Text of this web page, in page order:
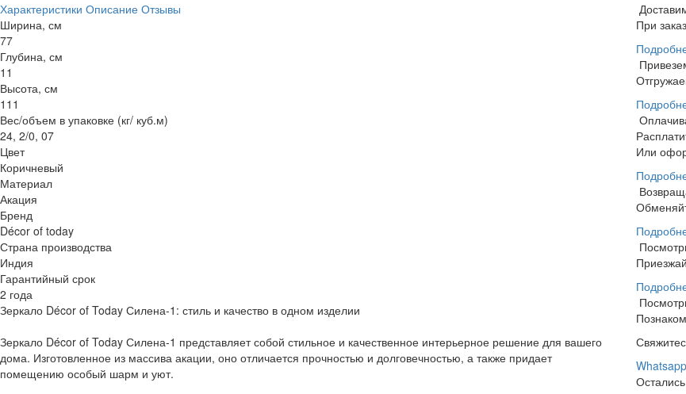
Характеристики Описание Отзывы
Ширина, см
77
Глубина, см
11
Высота, см
111
Вес/объем в упаковке (кг/ куб.м)
24, 2/0, 07
Цвет
Коричневый
Материал
Акация
Бренд
Décor of today
Страна производства
Индия
Гарантийный срок
2 года
Зеркало Décor of Today Силена-1: стиль и качество в одном изделии
Зеркало Décor of Today Силена-1 представляет собой стильное и качественное интерьерное решение для вашего
дома. Изготовленное из массива акации, оно отличается прочностью и долговечностью, а также придает
помещению особый шарм и уют.
При
Или
Whatsapp